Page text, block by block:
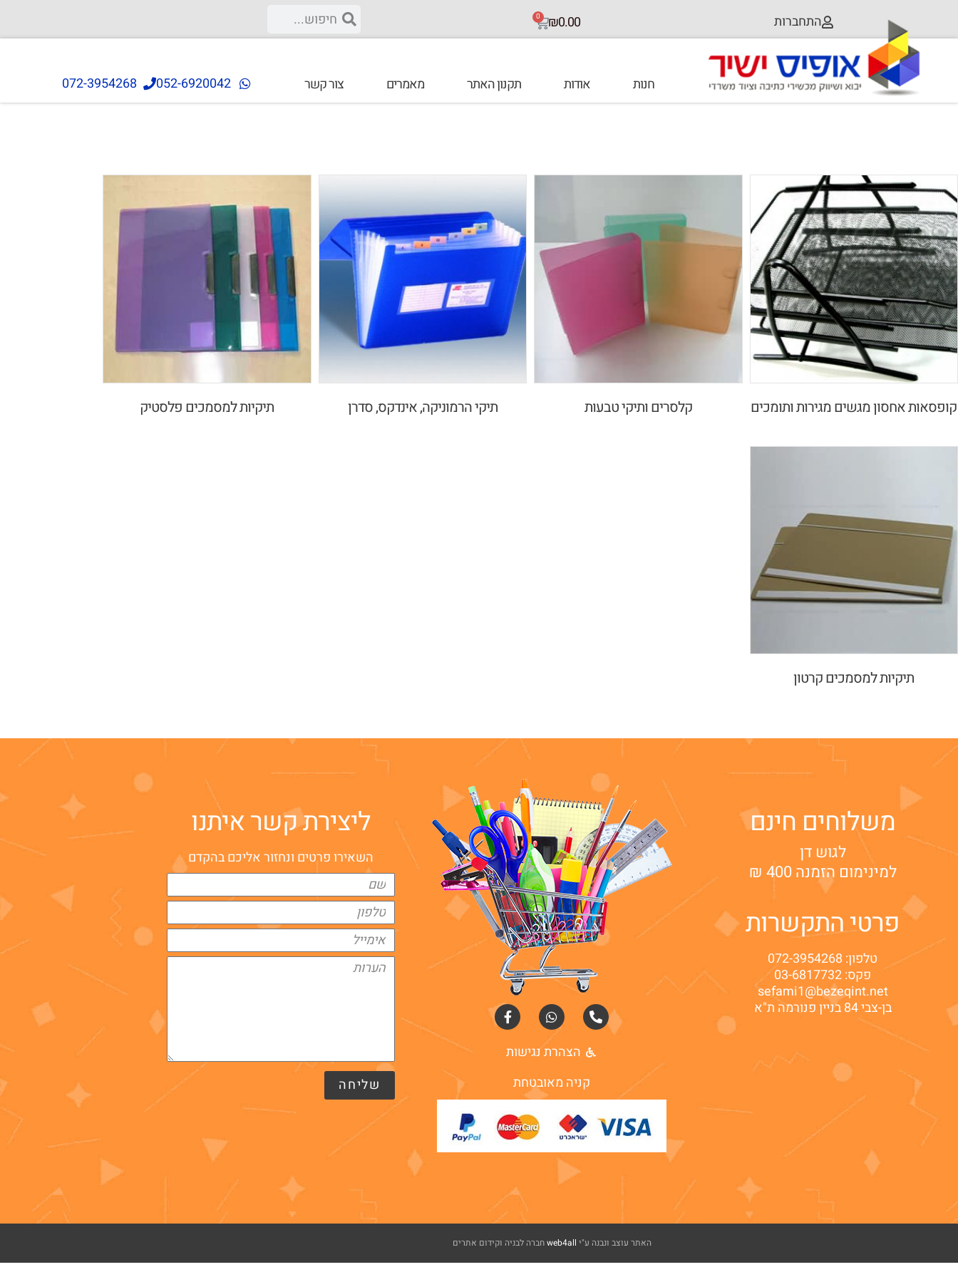
התחברות ₪0.00
0
חנות אודות תקנון האתר מאמרים צור קשר 052-6920042
072-3954268
קופסאות אחסון מגשים מגירות ותומכים קלסרים ותיקי טבעות תיקי הרמוניקה, אינדקס, סדרן תיקיות למסמכים פלסטיק
תיקיות למסמכים קרטון
משלוחים חינם
לגוש דן
למינימום הזמנה 400 ₪
פרטי התקשרות
טלפון: 072-3954268
פקס: 03-6817732
sefami1@bezeqint.net
בן-צבי 84 בניין פנורמה ת"א
הצהרת נגישות
קניה מאובטחת
ליצירת קשר איתנו
השאירו פרטים ונחזור אליכם בהקדם
שליחה
האתר עוצב ונבנה ע"י web4allחברה לבניה וקידום אתרים